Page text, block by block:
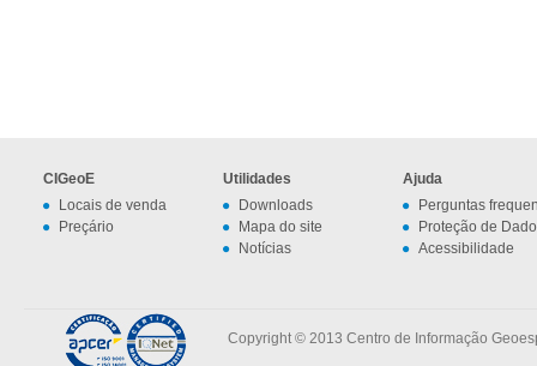
CIGeoE
Locais de venda
Preçário
Utilidades
Downloads
Mapa do site
Notícias
Ajuda
Perguntas
Proteção de
Acessibilidade
Copyright © 2013 Centro de Informação